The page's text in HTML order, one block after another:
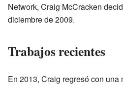
Network, Craig McCracken
diciembre de 2009.
Trabajos recientes
En 2013, Craig regresó con una